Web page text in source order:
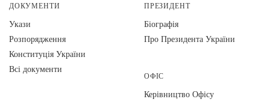
ДОКУМЕНТИ
Укази
Розпорядження
Конституція України
Всі документи
ПРЕЗИДЕНТ
Біографія
Про Президента України
ОФІС
Керівництво Офісу